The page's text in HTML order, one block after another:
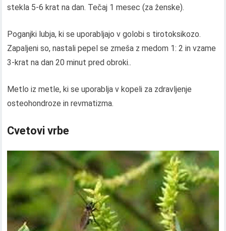
stekla 5-6 krat na dan. Tečaj 1 mesec (za ženske).
Poganjki lubja, ki se uporabljajo v golobi s tirotoksikozo.
Zapaljeni so, nastali pepel se zmeša z medom 1: 2 in vzame
3-krat na dan 20 minut pred obroki..
Metlo iz metle, ki se uporablja v kopeli za zdravljenje
osteohondroze in revmatizma.
Cvetovi vrbe